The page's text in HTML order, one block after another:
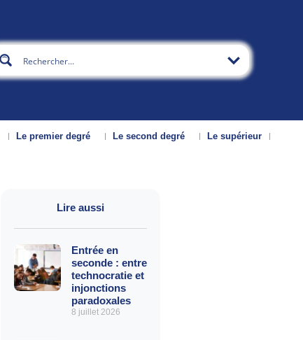
Le premier degré Le second degré
Le supérieur
Lire aussi
Entrée en
seconde : entre
technocratie et
injonctions
paradoxales
8 juillet 2026